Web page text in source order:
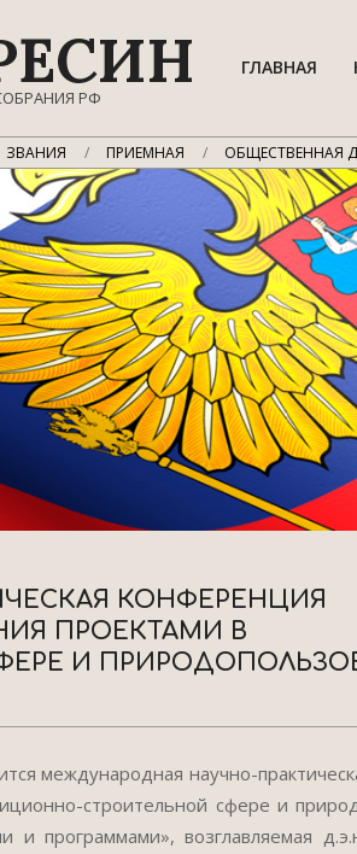
РФ
ГЛАВНАЯ
ЗВАНИЯ ПРИЕМНАЯ ОБЩЕСТВЕННАЯ
КОНФЕРЕНЦИЯ
ПРОЕКТАМИ В
И
международная научно-
строительной сфере и
и программами», возглавляемая